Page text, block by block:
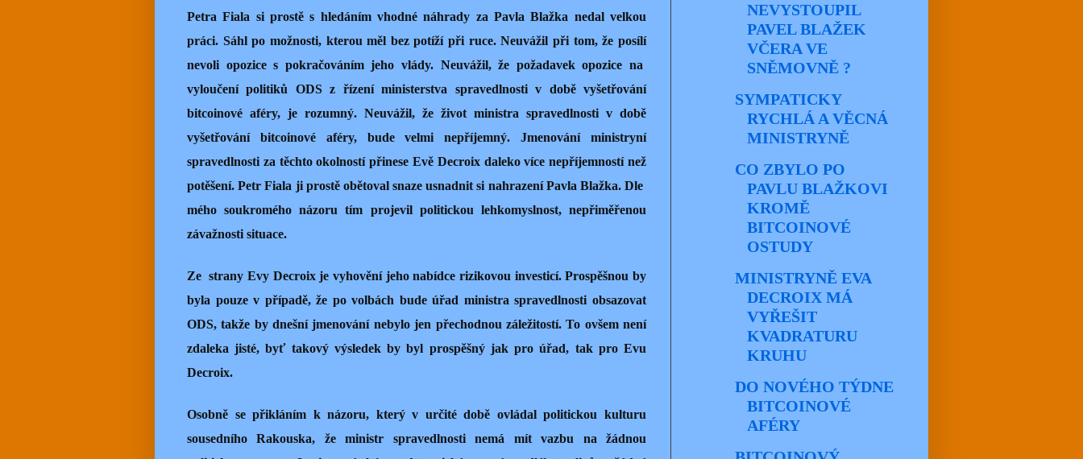
Petra Fiala si prostě s hledáním vhodné náhrady za Pavla Blažka nedal velkou
práci. Sáhl po možnosti, kterou měl bez potíží při ruce. Neuvážil při tom, že posílí
nevoli opozice s pokračováním jeho vlády. Neuvážil, že požadavek opozice na
vyloučení politiků ODS z řízení ministerstva spravedlnosti v době vyšetřování
bitcoinové aféry, je rozumný. Neuvážil, že život ministra spravedlnosti v době
vyšetřování bitcoinové aféry, bude velmi nepříjemný. Jmenování ministryní
spravedlnosti za těchto okolností přinese Evě Decroix daleko více nepříjemností než
potěšení. Petr Fiala ji prostě obětoval snaze usnadnit si nahrazení Pavla Blažka. Dle
mého soukromého názoru tím projevil politickou lehkomyslnost, nepřiměřenou
závažnosti situace.
Ze strany Evy Decroix je vyhovění jeho nabídce rizikovou investicí. Prospěšnou by
byla pouze v případě, že po volbách bude úřad ministra spravedlnosti obsazovat
ODS, takže by dnešní jmenování nebylo jen přechodnou záležitostí. To ovšem není
zdaleka jisté, byť takový výsledek by byl prospěšný jak pro úřad, tak pro Evu
Decroix.
Osobně se přikláním k názoru, který v určité době ovládal politickou kulturu
sousedního Rakouska, že ministr spravedlnosti nemá mít vazbu na žádnou
NEVYSTOUPIL
PAVEL BLAŽEK
VČERA VE
SNĚMOVNĚ ?
SYMPATICKY
RYCHLÁ A VĚCNÁ
MINISTRYNĚ
CO ZBYLO PO
PAVLU BLAŽKOVI
KROMĚ
BITCOINOVÉ
OSTUDY
MINISTRYNĚ EVA
DECROIX MÁ
VYŘEŠIT
KVADRATURU
KRUHU
DO NOVÉHO TÝDNE
BITCOINOVÉ
AFÉRY